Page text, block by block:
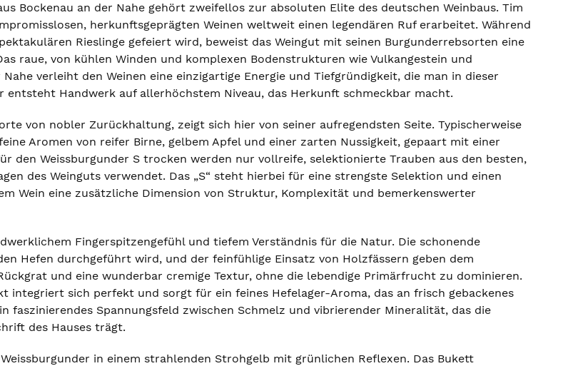
Bockenau an der Nahe gehört zweifellos zur absoluten Elite des deutschen Weinbaus. Tim
herkunftsgeprägten Weinen weltweit einen legendären Ruf erarbeitet. Während
Rieslinge gefeiert wird, beweist das Weingut mit seinen Burgunderrebsorten eine
raue, von kühlen Winden und komplexen Bodenstrukturen wie Vulkangestein und
verleiht den Weinen eine einzigartige Energie und Tiefgründigkeit, die man in dieser
entsteht Handwerk auf allerhöchstem Niveau, das Herkunft schmeckbar macht.
von nobler Zurückhaltung, zeigt sich hier von seiner aufregendsten Seite. Typischerweise
Aromen von reifer Birne, gelbem Apfel und einer zarten Nussigkeit, gepaart mit einer
den Weissburgunder S trocken werden nur vollreife, selektionierte Trauben aus den besten,
des Weinguts verwendet. Das „S“ steht hierbei für eine strengste Selektion und einen
Wein eine zusätzliche Dimension von Struktur, Komplexität und bemerkenswerter
Fingerspitzengefühl und tiefem Verständnis für die Natur. Die schonende
Hefen durchgeführt wird, und der feinfühlige Einsatz von Holzfässern geben dem
und eine wunderbar cremige Textur, ohne die lebendige Primärfrucht zu dominieren.
integriert sich perfekt und sorgt für ein feines Hefelager-Aroma, das an frisch gebackenes
faszinierendes Spannungsfeld zwischen Schmelz und vibrierender Mineralität, das die
des Hauses trägt.
in einem strahlenden Strohgelb mit grünlichen Reflexen. Das Bukett